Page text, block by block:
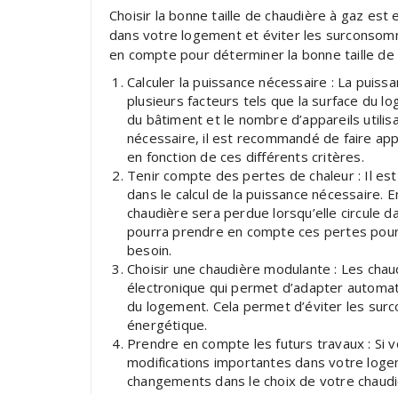
Choisir la bonne taille de chaudière à gaz
dans votre logement et éviter les
en compte pour déterminer la bonne taille de
Calculer la puissance nécessaire : La
plusieurs facteurs tels que la surface du
du bâtiment et le nombre d’appareils
nécessaire, il est recommandé de faire
en fonction de ces différents critères.
Tenir compte des pertes de chaleur : Il
dans le calcul de la puissance nécessaire.
chaudière sera perdue lorsqu’elle circule
pourra prendre en compte ces pertes
besoin.
Choisir une chaudière modulante : Les
électronique qui permet d’adapter
du logement. Cela permet d’éviter les
énergétique.
Prendre en compte les futurs travaux : Si
modifications importantes dans votre
changements dans le choix de votre